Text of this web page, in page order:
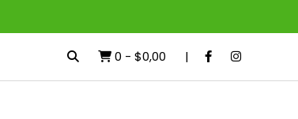
0 - $0,00